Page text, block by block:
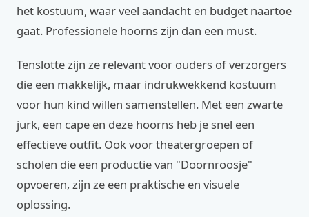
het kostuum, waar veel aandacht en budget naartoe
gaat. Professionele hoorns zijn dan een must.
Tenslotte zijn ze relevant voor ouders of verzorgers
die een makkelijk, maar indrukwekkend kostuum
voor hun kind willen samenstellen. Met een zwarte
jurk, een cape en deze hoorns heb je snel een
effectieve outfit. Ook voor theatergroepen of
scholen die een productie van "Doornroosje"
opvoeren, zijn ze een praktische en visuele
oplossing.